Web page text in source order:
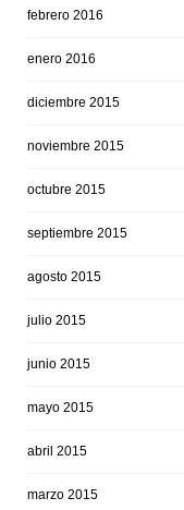
febrero 2016
enero 2016
diciembre 2015
noviembre 2015
octubre 2015
septiembre 2015
agosto 2015
julio 2015
junio 2015
mayo 2015
abril 2015
marzo 2015